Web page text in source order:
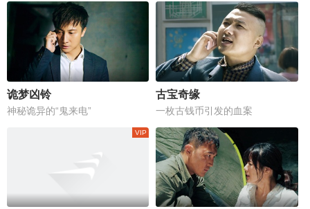
诡梦凶铃
神秘诡异的“鬼来电”
古宝奇缘
一枚古钱币引发的血案